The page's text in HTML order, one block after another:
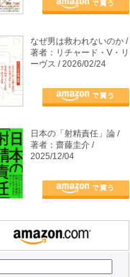
なぜ男は救われないのか /
著者：リチャード・V・リ
ーヴス / 2026/02/24
日本の「射精責任」論 /
著者：齋藤圭介 /
2025/12/04